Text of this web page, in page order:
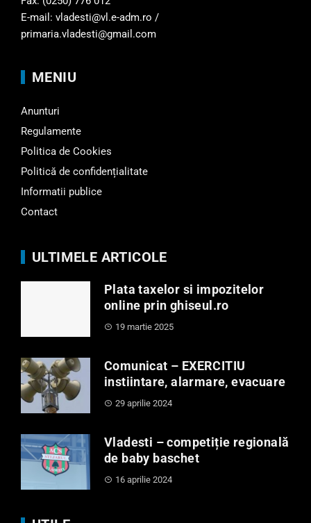
E-mail: vladesti@vl.e-adm.ro /
primaria.vladesti@gmail.com
MENIU
Anunturi
Regulamente
Politica de Cookies
Politică de confidențialitate
Informatii publice
Contact
ULTIMELE ARTICOLE
Plata taxelor si impozitelor
online prin ghiseul.ro
19 martie 2025
Comunicat – EXERCITIU
instiintare, alarmare, evacuare
29 aprilie 2024
Vladesti – competiție regională
de baby baschet
16 aprilie 2024